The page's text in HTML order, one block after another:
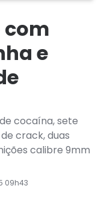
com
e
cocaína, sete
crack, duas
calibre 9mm
09h43